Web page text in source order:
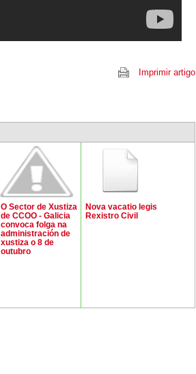
Imprimir artigo
O Sector de Xustiza
de CCOO - Galicia
convoca folga na
administración de
xustiza o 8 de
outubro
Nova vacatio legis
Rexistro Civil